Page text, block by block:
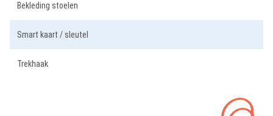
Bekleding stoelen
Smart kaart / sleutel
Trekhaak